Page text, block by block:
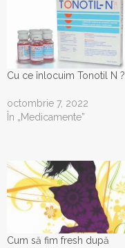
Cu ce înlocuim Tonotil N ?
octombrie 7, 2022
În „Medicamente”
Cum să fim fresh după